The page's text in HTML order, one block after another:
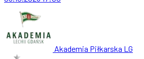
Akademia Piłkarska LG